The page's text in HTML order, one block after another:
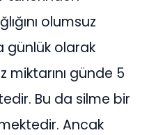
olumsuz
günlük olarak
günde 5
Bu da silme bir
Ancak